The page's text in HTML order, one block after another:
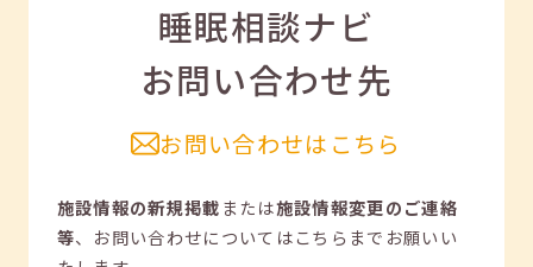
睡眠相談ナビ
お問い合わせ先
お問い合わせはこちら
施設情報の新規掲載または施設情報変更のご連絡
等、 お問い合わせについてはこちらまでお願いい